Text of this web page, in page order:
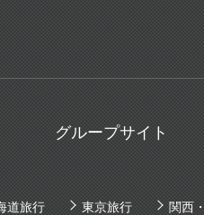
グループサイト
道旅行 東京旅行
関西